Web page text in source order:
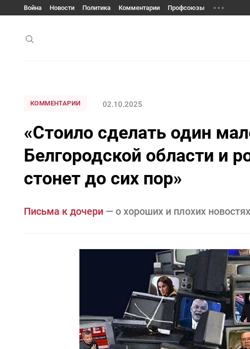
Война Новости Политика Комментарии Профсоюзы
КОММЕНТАРИИ 02.10.2025
«Стоило сделать один
Белгородской области и
стонет до сих пор»
Письма к дочери — о хороших и плохих